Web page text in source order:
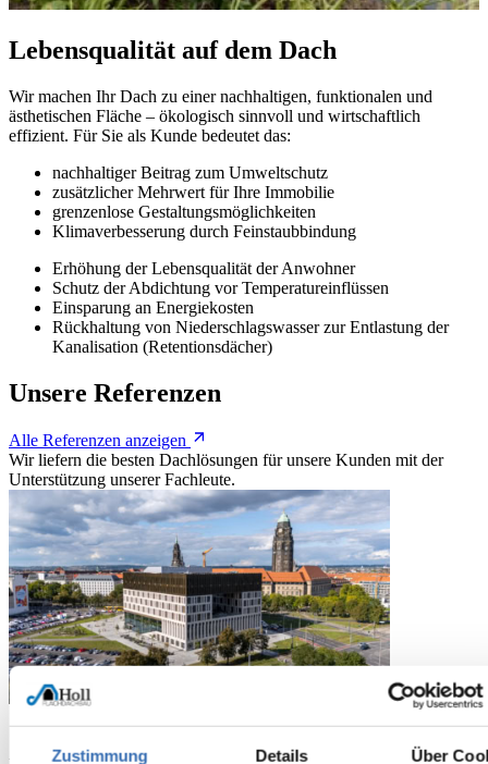
Zustimmung Details Über
Lebensqualität auf dem Dach
Wir machen Ihr Dach zu einer nachhaltigen, funktionalen und
ästhetischen Fläche – ökologisch sinnvoll und wirtschaftlich
effizient. Für Sie als Kunde bedeutet das:
nachhaltiger Beitrag zum Umweltschutz
zusätzlicher Mehrwert für Ihre Immobilie
grenzenlose Gestaltungsmöglichkeiten
Klimaverbesserung durch Feinstaubbindung
Erhöhung der Lebensqualität der Anwohner
Schutz der Abdichtung vor Temperatureinflüssen
Einsparung an Energiekosten
Rückhaltung von Niederschlagswasser zur Entlastung der
Kanalisation (Retentionsdächer)
Unsere Referenzen
Alle Referenzen anzeigen
Wir liefern die besten Dachlösungen für unsere Kunden mit der
Unterstützung unserer Fachleute.
Folie 1 von 40
Projekt-Karussell
Verwenden Sie die Pfeiltasten, um zwischen Folien zu navigieren,